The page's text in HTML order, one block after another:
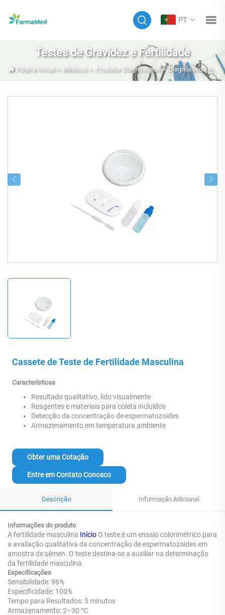
PT
Testes de Gravidez e Fertilidade
Página Inicial> Médicos> Produtos Diagnósticos>Diagnósticos In-Vitro (IVD)
Cassete de Teste de Fertilidade Masculina
Características
Resultado qualitativo, lido visualmente
Reagentes e materiais para coleta incluídos
Detecção da concentração de espermatozoides
Armazenamento em temperatura ambiente
Obter uma Cotação
Entre em Contato Conosco
Descrição Informação Adicional
Informações do produto
A fertilidade masculina Início O teste é um ensaio colorimétrico para
a avaliação qualitativa da concentração de espermatozoides em
amostra de sêmen. O teste destina-se a auxiliar na determinação
da fertilidade masculina.
Especificações
Sensibilidade: 96%
Especificidade: 100%
Tempo para Resultados: 5 minutos
Armazenamento: 2–30 °C